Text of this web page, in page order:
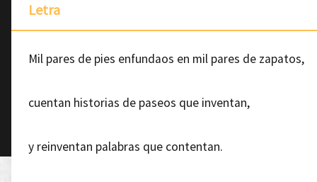
Letra
Mil pares de pies enfundaos en mil pares de zapatos,
cuentan historias de paseos que inventan,
y reinventan palabras que contentan.